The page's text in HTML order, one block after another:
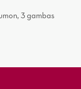
3 gambas